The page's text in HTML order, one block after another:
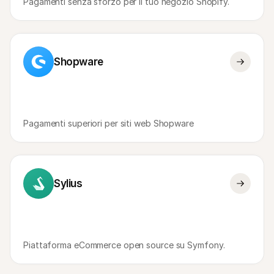
Shopware
Pagamenti superiori per siti web Shopware
Sylius
Piattaforma eCommerce open source su Symfony.